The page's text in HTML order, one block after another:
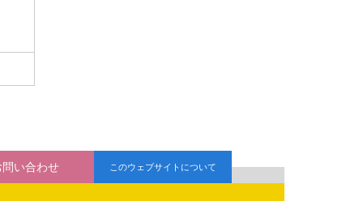
問い合わせ このウェブサイトについて